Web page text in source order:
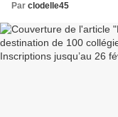
Par clodelle45